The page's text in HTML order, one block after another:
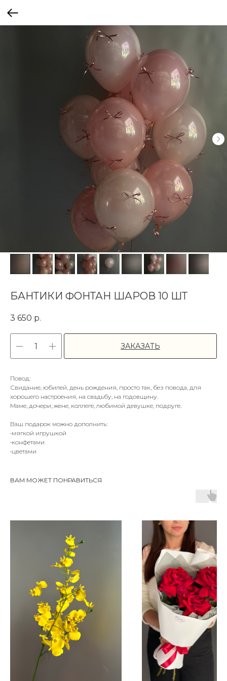
БАНТИКИ ФОНТАН ШАРОВ 10 ШТ
3 650 р.
ЗАКАЗАТЬ
Повод:
Свидание, юбилей, день рождения, просто так, без повода, для
хорошего настроения, на свадьбу, на годовщину.
Маме, дочери, жене, коллеге, любимой девушке, подруге.
Ваш подарок можно дополнить:
•мягкой игрушкой
•конфетами
•цветами
ВАМ МОЖЕТ ПОНРАВИТЬСЯ